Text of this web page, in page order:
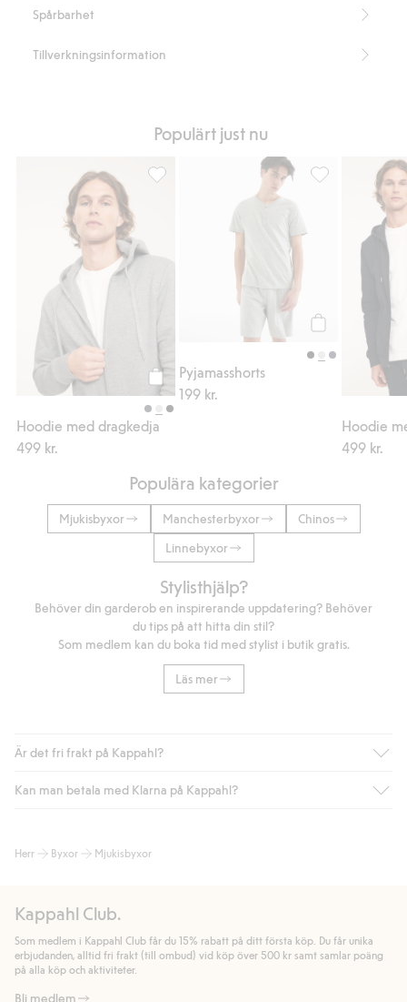
Spårbarhet
Tillverkningsinformation
Populärt just nu
Köp
Hoodie med dragkedja
499 kr.
Hoodie med dragkedja, Lägg till i
Pyjamasshorts
199 kr.
Hoodie
499 kr.
Populära kategorier
Mjukisbyxor Manchesterbyxor
Chinos
Linnebyxor
Stylisthjälp?
Behöver din garderob en inspirerande uppdatering? Behöver
du tips på att hitta din stil?
Som medlem kan du boka tid med stylist i butik gratis.
Läs mer
Är det fri frakt på Kappahl?
Är du medlem i Kappahl Club har du alltid gratis frakt till butik
automatik efter du loggat in och identifierats som medlem.
handlar för.
Läs mer
Kan man betala med Klarna på Kappahl?
bland annat faktura och swish men även andra betalningssätt.
allmänna villkor.
Läs mer
Herr Byxor Mjukisbyxor
Kappahl Club.
Som medlem i Kappahl Club får du 15% rabatt på ditt första köp. Du får unika
erbjudanden, alltid fri frakt (till ombud) vid köp över 500 kr samt samlar poäng
på alla köp och aktiviteter.
Bli medlem